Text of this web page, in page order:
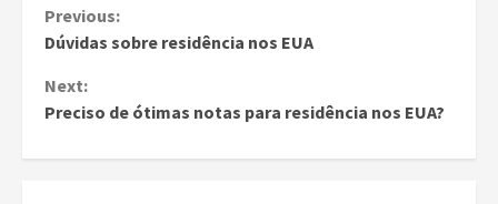
Continue
Previous:
Dúvidas sobre residência nos EUA
Next:
Preciso de ótimas notas para residência nos EUA?